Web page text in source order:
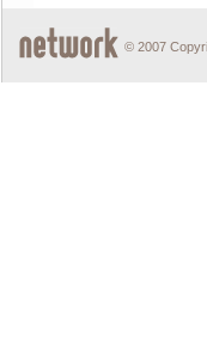
© 2007